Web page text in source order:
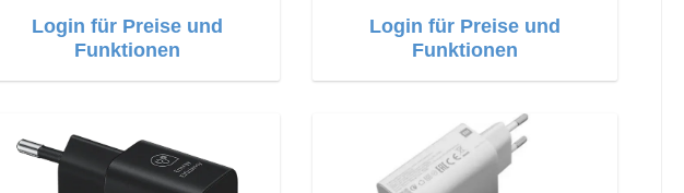
Login für Preise und
Funktionen
Login für Preise und
Funktionen